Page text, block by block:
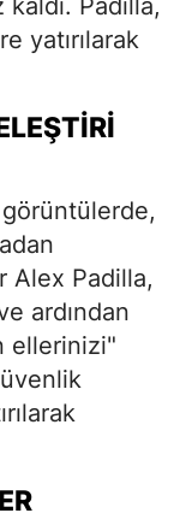
Padilla,
yatırılarak
Alex Padilla,
ardından
ellerinizi"